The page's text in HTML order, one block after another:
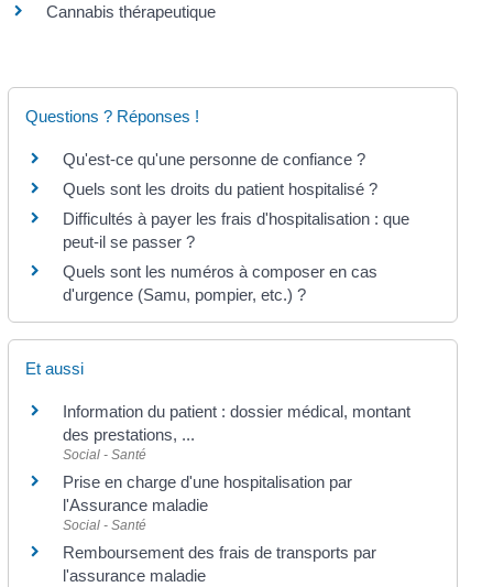
Cannabis thérapeutique
Questions ? Réponses !
Qu'est-ce qu'une personne de confiance ?
Quels sont les droits du patient hospitalisé ?
Difficultés à payer les frais d'hospitalisation : que
peut-il se passer ?
Quels sont les numéros à composer en cas
d'urgence (Samu, pompier, etc.) ?
Et aussi
Information du patient : dossier médical, montant
des prestations, ...
Social - Santé
Prise en charge d'une hospitalisation par
l'Assurance maladie
Social - Santé
Remboursement des frais de transports par
l'assurance maladie